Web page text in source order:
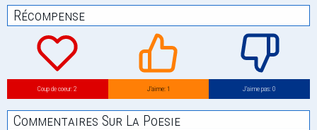
Récompense
Coup de coeur: 2 J’aime: 1 J’aime pas: 0
Commentaires Sur La Poesie